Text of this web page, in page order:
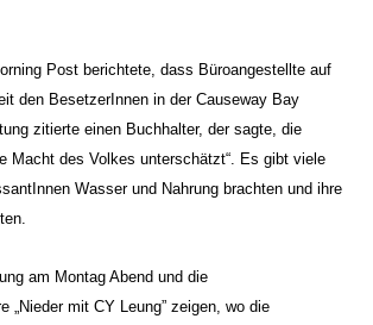
Post berichtete, dass Büroangestellte auf
den BesetzerInnen in der Causeway Bay
zitierte einen Buchhalter, der sagte, die
Macht des Volkes unterschätzt“. Es gibt viele
Wasser und Nahrung brachten und ihre
am Montag Abend und die
„Nieder mit CY Leung” zeigen, wo die